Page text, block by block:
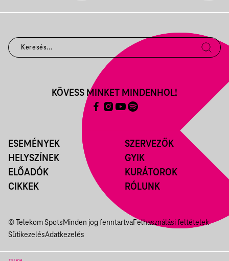
ESEMÉNYEK
HELYSZÍNEK
ELŐADÓK
CIKKEK
SZERVEZŐK
GYIK
KURÁTOROK
RÓLUNK
KÖVESS MINKET MINDENHOL!
© Telekom SpotsMinden jog fenntartvaFelhasználási feltételek
SütikezelésAdatkezelés